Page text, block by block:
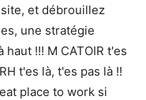
et débrouillez
une stratégie
!!! M CATOIR t'es
t'es là, t'es pas là !!
place to work si